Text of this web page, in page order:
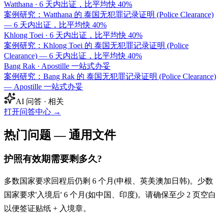
Watthana · 6 天内出证，比平均快 40%
案例研究：Watthana 的 泰国无犯罪记录证明 (Police Clearance)
— 6 天内出证，比平均快 40%
Khlong Toei · 6 天内出证，比平均快 40%
案例研究：Khlong Toei 的 泰国无犯罪记录证明 (Police
Clearance) — 6 天内出证，比平均快 40%
Bang Rak · Apostille 一站式办妥
案例研究：Bang Rak 的 泰国无犯罪记录证明 (Police Clearance)
— Apostille 一站式办妥
AI 问答 · 相关
打开问答中心 →
热门问题 — 通用文件
护照有效期需要剩多久?
多数国家要求回程后仍剩 6 个月(申根、英美澳加日韩)。少数
国家要求'入境后' 6 个月(如中国、印度)。请确保至少 2 页空白
以便签证贴纸 + 入境章。